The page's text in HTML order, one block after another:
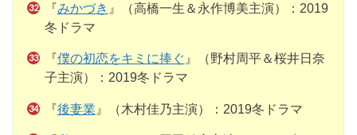
『みかづき 』（高橋一生＆永作博美主演）：2019
冬ドラマ
『僕の初恋をキミに捧ぐ 』（野村周平＆桜井日奈
子主演）：2019冬ドラマ
『後妻業 』（木村佳乃主演）：2019冬ドラマ